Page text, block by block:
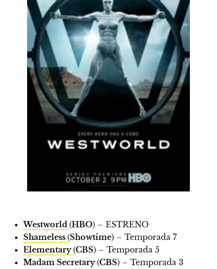
Westworld (HBO) – ESTRENO
Shameless (Showtime) – Temporada 7
Elementary(CBS) – Temporada 5
Madam Secretary(CBS) – Temporada 3